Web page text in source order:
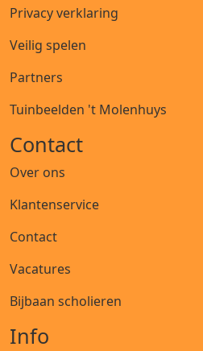
Privacy verklaring
Veilig spelen
Partners
Tuinbeelden 't Molenhuys
Contact
Over ons
Klantenservice
Contact
Vacatures
Bijbaan scholieren
Info